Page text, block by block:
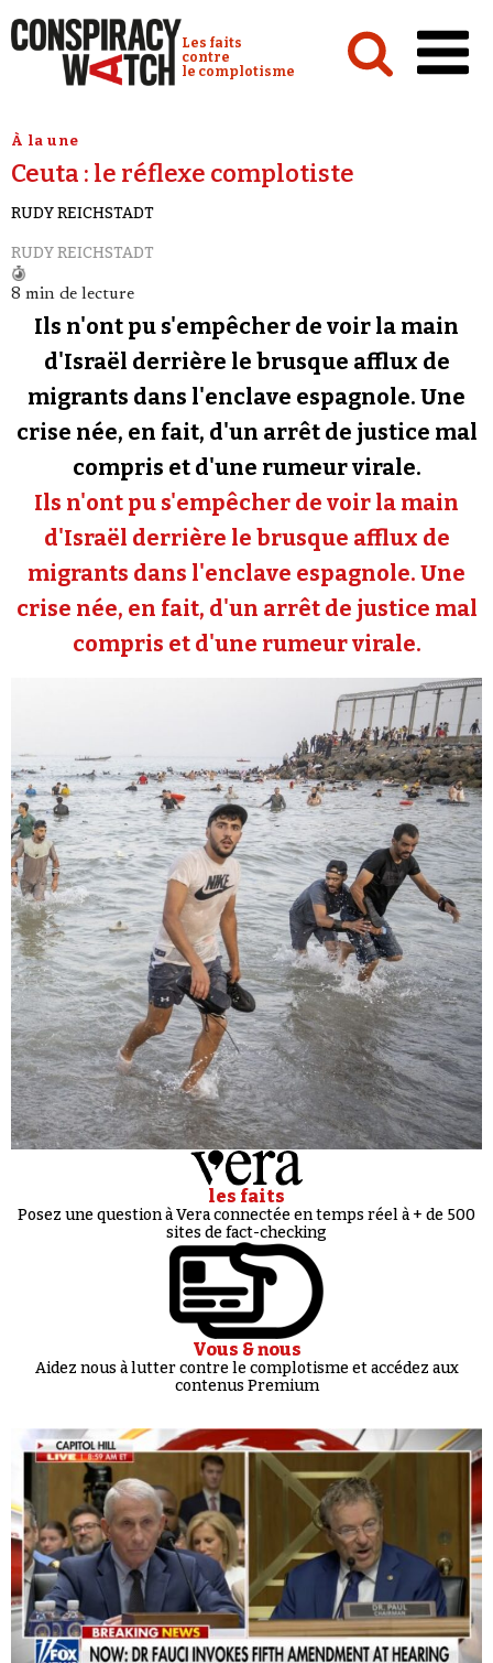
Conspiracy Watch :
Les faits
contre
le complotisme
Analyses
Conspipédia
Vidéos
Revues de presse
Newsletter
Faire un don
Demander à Vera
Se connecter
À la une
Ceuta : le réflexe complotiste
RUDY REICHSTADT
RUDY REICHSTADT
8 min de lecture
Ils n'ont pu s'empêcher de voir la main
d'Israël derrière le brusque afflux de
migrants dans l'enclave espagnole. Une
crise née, en fait, d'un arrêt de justice mal
compris et d'une rumeur virale.
Ils n'ont pu s'empêcher de voir la main
d'Israël derrière le brusque afflux de
migrants dans l'enclave espagnole. Une
crise née, en fait, d'un arrêt de justice mal
compris et d'une rumeur virale.
les faits
Posez une question à Vera connectée en temps réel à + de 500
sites de fact-checking
Vous & nous
Aidez nous à lutter contre le complotisme et accédez aux
contenus Premium